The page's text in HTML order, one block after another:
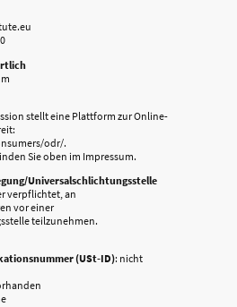
stellt eine Plattform zur Online-
odr/.
Sie oben im Impressum.
Universalschlichtungsstelle
verpflichtet, an
vor einer
teilzunehmen.
(USt-ID): nicht